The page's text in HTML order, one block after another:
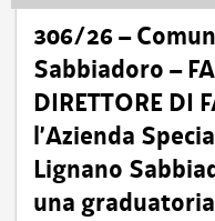
306/26 –
Sabbiadoro –
DIRETTORE DI
l’Azienda
Lignano
una graduatoria